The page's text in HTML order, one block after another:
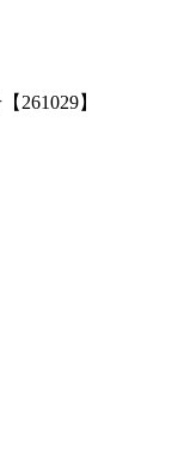
261029】